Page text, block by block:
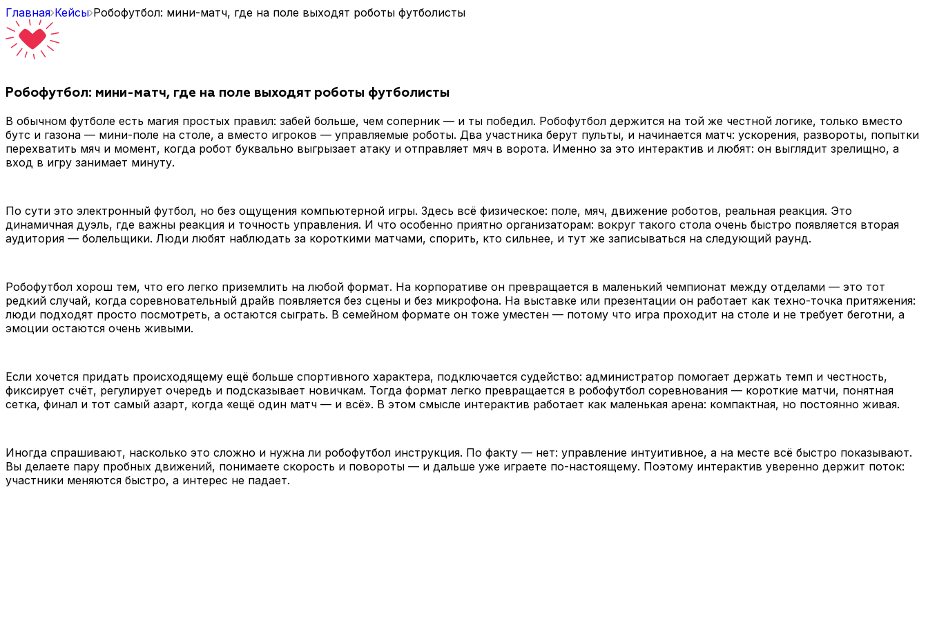
Главная Кейсы Робофутбол: мини-матч, где на поле выходят роботы футболисты
Робофутбол: мини-матч, где на поле выходят роботы футболисты
В обычном футболе есть магия простых правил: забей больше, чем соперник — и ты победил. Робофутбол держится на той же честной логике, только вместо
бутс и газона — мини-поле на столе, а вместо игроков — управляемые роботы. Два участника берут пульты, и начинается матч: ускорения, развороты, попытки
перехватить мяч и момент, когда робот буквально выгрызает атаку и отправляет мяч в ворота. Именно за это интерактив и любят: он выглядит зрелищно, а
вход в игру занимает минуту.
По сути это электронный футбол, но без ощущения компьютерной игры. Здесь всё физическое: поле, мяч, движение роботов, реальная реакция. Это
динамичная дуэль, где важны реакция и точность управления. И что особенно приятно организаторам: вокруг такого стола очень быстро появляется вторая
аудитория — болельщики. Люди любят наблюдать за короткими матчами, спорить, кто сильнее, и тут же записываться на следующий раунд.
Робофутбол хорош тем, что его легко приземлить на любой формат. На корпоративе он превращается в маленький чемпионат между отделами — это тот
редкий случай, когда соревновательный драйв появляется без сцены и без микрофона. На выставке или презентации он работает как техно-точка притяжения:
люди подходят просто посмотреть, а остаются сыграть. В семейном формате он тоже уместен — потому что игра проходит на столе и не требует беготни, а
эмоции остаются очень живыми.
Если хочется придать происходящему ещё больше спортивного характера, подключается судейство: администратор помогает держать темп и честность,
фиксирует счёт, регулирует очередь и подсказывает новичкам. Тогда формат легко превращается в робофутбол соревнования — короткие матчи, понятная
сетка, финал и тот самый азарт, когда «ещё один матч — и всё». В этом смысле интерактив работает как маленькая арена: компактная, но постоянно живая.
Иногда спрашивают, насколько это сложно и нужна ли робофутбол инструкция. По факту — нет: управление интуитивное, а на месте всё быстро показывают.
Вы делаете пару пробных движений, понимаете скорость и повороты — и дальше уже играете по-настоящему. Поэтому интерактив уверенно держит поток:
участники меняются быстро, а интерес не падает.